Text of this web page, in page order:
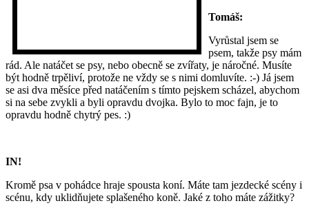
Tomáš:
Vyrůstal jsem se
psem, takže psy mám
rád. Ale natáčet se psy, nebo obecně se zvířaty, je náročné. Musíte
být hodně trpěliví, protože ne vždy se s nimi domluvíte. :-) Já jsem
se asi dva měsíce před natáčením s tímto pejskem scházel, abychom
si na sebe zvykli a byli opravdu dvojka. Bylo to moc fajn, je to
opravdu hodně chytrý pes. :)
IN!
Kromě psa v pohádce hraje spousta koní. Máte tam jezdecké scény i
scénu, kdy uklidňujete splašeného koně. Jaké z toho máte zážitky?